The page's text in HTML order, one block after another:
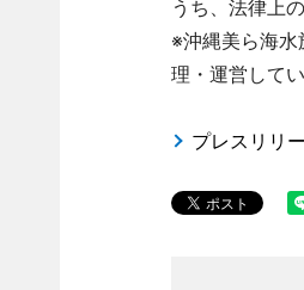
うち、法律上
※沖縄美ら海
理・運営してい
プレスリリ